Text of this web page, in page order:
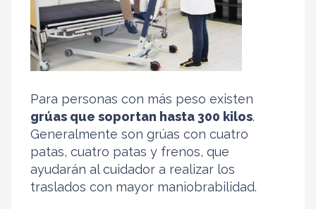
Para personas con más peso existen
grúas que soportan hasta 300 kilos.
Generalmente son grúas con cuatro
patas, cuatro patas y frenos, que
ayudarán al cuidador a realizar los
traslados con mayor maniobrabilidad.